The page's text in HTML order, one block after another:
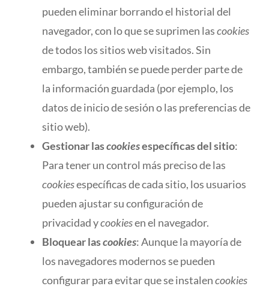
pueden eliminar borrando el historial del
navegador, con lo que se suprimen lascookies
de todos los sitios web visitados. Sin
embargo, también se puede perder parte de
la información guardada (por ejemplo, los
datos de inicio de sesión o las preferencias de
sitio web).
Gestionar lascookiesespecíficas del sitio:
Para tener un control más preciso de las
cookiesespecíficas de cada sitio, los usuarios
pueden ajustar su configuración de
privacidad ycookiesen el navegador.
Bloquear lascookies: Aunque la mayoría de
los navegadores modernos se pueden
configurar para evitar que se instalencookies